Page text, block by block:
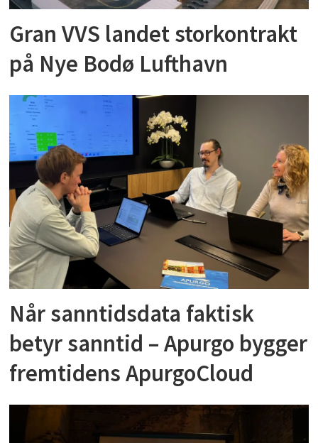
Gran VVS landet storkontrakt
på Nye Bodø Lufthavn
Når sanntidsdata faktisk
betyr sanntid – Apurgo bygger
fremtidens ApurgoCloud